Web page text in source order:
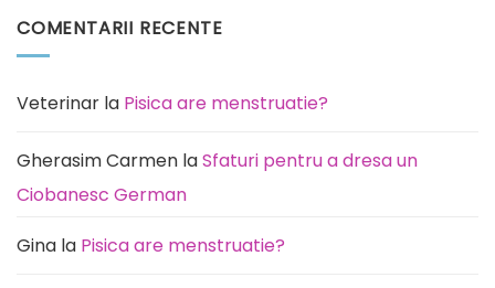
predispusă
Pisica
la
rutină
COMENTARII RECENTE
Veterinar la Pisica are menstruatie?
Gherasim Carmen laSfaturi pentru a dresa un
Ciobanesc German
Gina la Pisica are menstruatie?